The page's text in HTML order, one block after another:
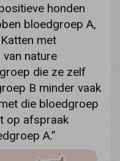
honden
bloedgroep A,
met
nature
die ze zelf
B minder vaak
die bloedgroep
op afspraak
A.”